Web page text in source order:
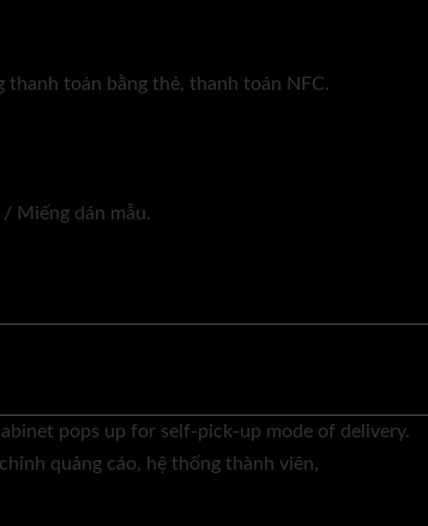
toán bằng thẻ, thanh toán NFC.
Miếng dán mẫu.
pops up for self-pick-up mode of delivery.
quảng cáo, hệ thống thành viên,